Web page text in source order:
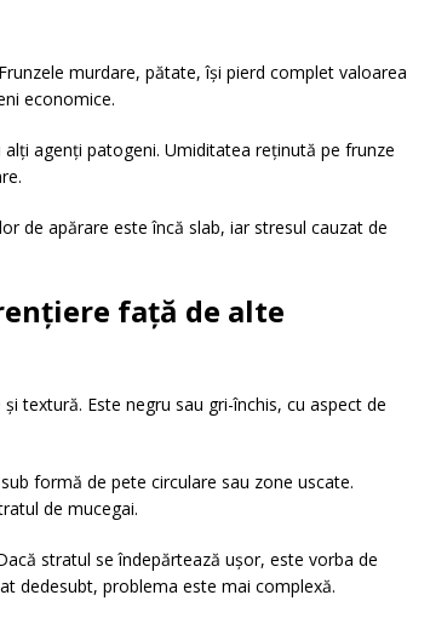
murdare, pătate, își pierd complet valoarea
economice.
agenți patogeni. Umiditatea reținută pe frunze
de apărare este încă slab, iar stresul cauzat de
față de alte
textură. Este negru sau gri-închis, cu aspect de
formă de pete circulare sau zone uscate.
de mucegai.
stratul se îndepărtează ușor, este vorba de
dedesubt, problema este mai complexă.